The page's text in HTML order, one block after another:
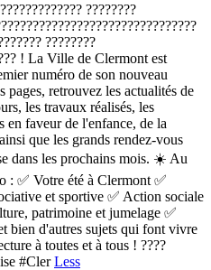
????????
????????
! La Ville de Clermont est
numéro de son nouveau
retrouvez les actualités de
les travaux réalisés, les
en faveur de l'enfance, de la
que les grands rendez-vous
dans les prochains mois. ☀️ Au
: ✅ Votre été à Clermont ✅
et sportive ✅ Action sociale
patrimoine et jumelage ✅
bien d'autres sujets qui font vivre
à toutes et à tous ! ????
#ClerLess